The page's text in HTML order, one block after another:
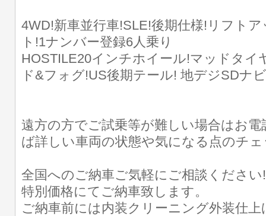
4WD!新車並行車!SLE!後期仕様!リフト
ト!1ナンバー登録6人乗り
HOSTILE20インチホイール!マッドタイ
ド&フォグ!US後期テール! 地デジSDナ
遠方の方でご試乗等が難しい場合はお
ば詳しい車両の状態や気になる点のチ
全国へのご納車ご気軽にご相談くださ
特別価格にてご納車致します。
ご納車前には内装クリーニング外装仕上